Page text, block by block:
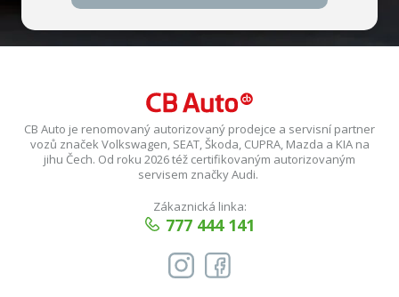
CB Auto je renomovaný autorizovaný prodejce a servisní partner
vozů značek Volkswagen, SEAT, Škoda, CUPRA, Mazda a KIA na
jihu Čech. Od roku 2026 též certifikovaným autorizovaným
servisem značky Audi.
Zákaznická linka:
777 444 141